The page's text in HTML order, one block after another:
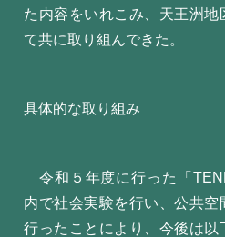
た内容をいれこみ、天王洲地
て共に取り組んできた。
具体的な取り組み
令和５年度に行った「
内で社会実験を行い、公共
行ったことにより、今後は